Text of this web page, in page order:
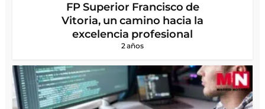
FP Superior Francisco de
Vitoria, un camino hacia la
excelencia profesional
2 años